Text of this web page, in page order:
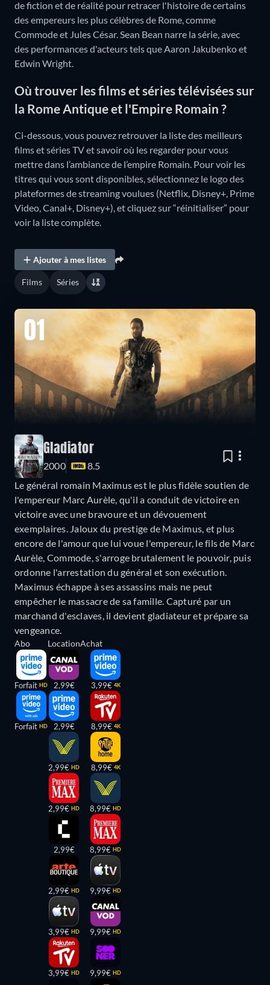
de fiction et de réalité pour retracer l'histoire de certains
des empereurs les plus célèbres de Rome, comme
Commode et Jules César. Sean Bean narre la série, avec
des performances d'acteurs tels que Aaron Jakubenko et
Edwin Wright.
Où trouver les films et séries télévisées sur
la Rome Antique et l'Empire Romain ?
Ci-dessous, vous pouvez retrouver la liste des meilleurs
films et séries TV et savoir où les regarder pour vous
mettre dans l’ambiance de l’empire Romain. Pour voir les
titres qui vous sont disponibles, sélectionnez le logo des
plateformes de streaming voulues (Netflix, Disney+, Prime
Video, Canal+, Disney+), et cliquez sur “réinitialiser” pour
voir la liste complète.
Ajouter à mes listes
Films Séries
01
Gladiator
2000
8.5
Le général romain Maximus est le plus fidèle soutien de
l'empereur Marc Aurèle, qu'il a conduit de victoire en
victoire avec une bravoure et un dévouement
exemplaires. Jaloux du prestige de Maximus, et plus
encore de l'amour que lui voue l'empereur, le fils de Marc
Aurèle, Commode, s'arroge brutalement le pouvoir, puis
ordonne l'arrestation du général et son exécution.
Maximus échappe à ses assassins mais ne peut
empêcher le massacre de sa famille. Capturé par un
marchand d'esclaves, il devient gladiateur et prépare sa
vengeance.
Abo
Forfait HD
Forfait HD
Location
2,99€
2,99€
2,99€ HD
2,99€ HD
2,99€
2,99€ HD
3,99€ HD
3,99€ HD
Achat
3,99€ 4K
8,99€ 4K
8,99€ 4K
8,99€ HD
8,99€ HD
9,99€ HD
9,99€ HD
9,99€ HD